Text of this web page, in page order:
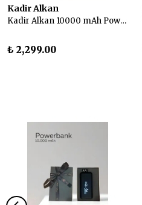
Kadir Alkan
Kadir Alkan 10000 mAh Powerbank
₺ 2,299.00